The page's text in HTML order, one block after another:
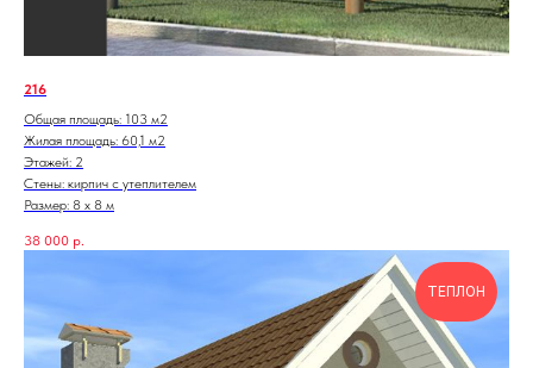
216
Общая площадь: 103 м2
Жилая площадь: 60,1 м2
Этажей: 2
Стены: кирпич с утеплителем
Размер: 8 х 8 м
38 000 р.
ТЕПЛОН